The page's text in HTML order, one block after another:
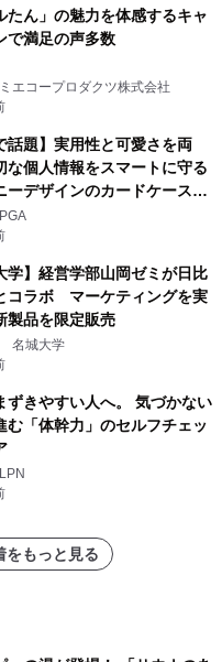
たん」の魅力を体感するキャ
で満足の声多数
エコープロダクツ株式会社
話題】実用性と可愛さを両
な個人情報をスマートに守る
ーデザインのカードケースを
PGAが8月7日発売
学】経営学部山岡ゼミが日比
コラボ マーケティングを実
製品を限定販売
名城大学
ずきやすい人へ。 気づかない
む「体幹力」のセルフチェッ
をもっと見る